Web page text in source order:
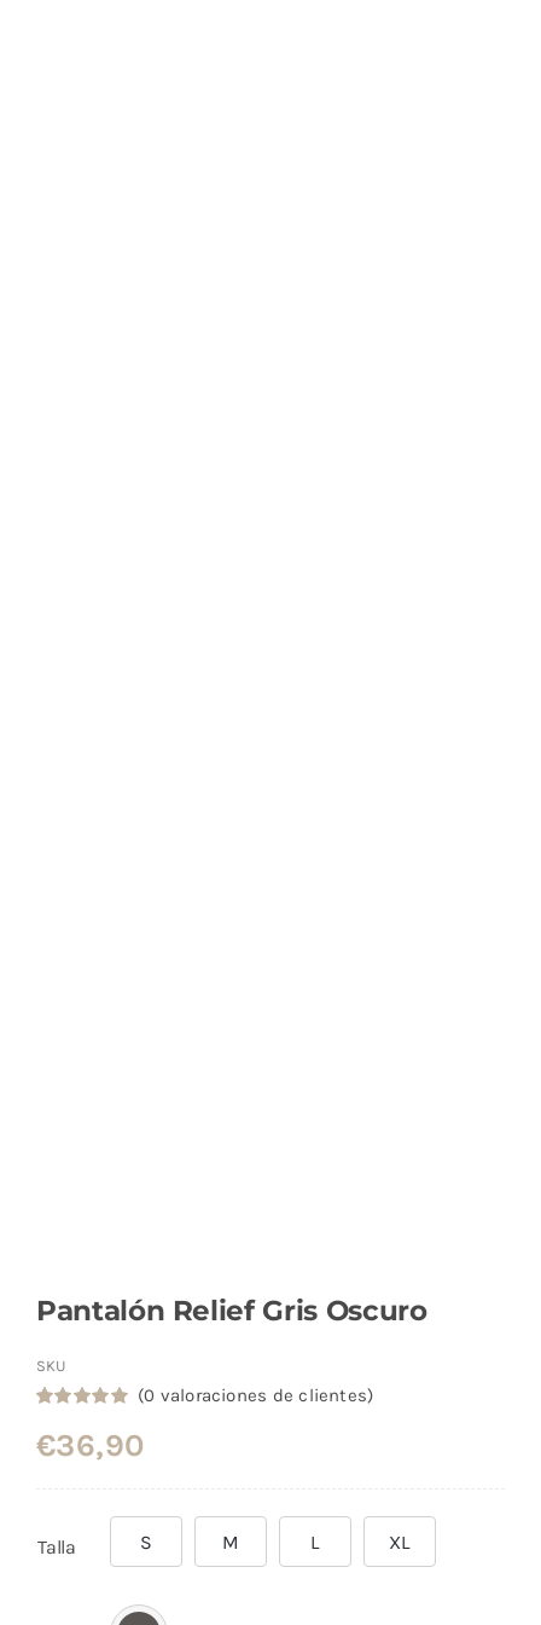
Pantalón Relief Gris Oscuro
SKU
con5.00
de
5 en base a
(0 valoraciones de clientes)
€36,90
Talla S M L XL